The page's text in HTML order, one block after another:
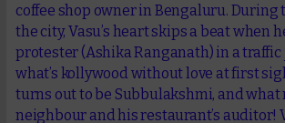
coffee shop owner in Bengaluru.
the city, Vasu’s heart skips a beat when
protester (Ashika Ranganath) in a
what’s kollywood without love at first
turns out to be Subbulakshmi, and what
neighbour and his restaurant’s auditor!